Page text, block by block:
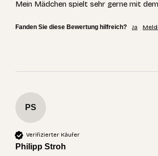
Mein Mädchen spielt sehr gerne mit
Fanden Sie diese Bewertung hilfreich? Ja
PS
Verifizierter Käufer
Philipp Stroh